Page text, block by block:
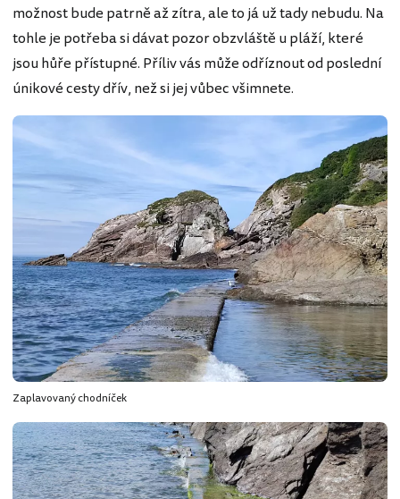
možnost bude patrně až zítra, ale to já už tady nebudu. Na
tohle je potřeba si dávat pozor obzvláště u pláží, které
jsou hůře přístupné. Příliv vás může odříznout od poslední
únikové cesty dřív, než si jej vůbec všimnete.
Zaplavovaný chodníček